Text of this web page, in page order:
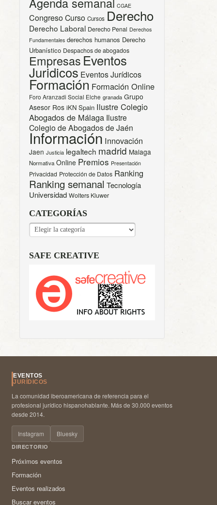
CGAE
CongresoCurso Cursos Derecho
Derecho Laboral Derecho Penal Derechos
Fundamentales derechos humanos Derecho
Urbanístico Despachos de abogados
Empresas Eventos
Juridicos Eventos Jurídicos
Formación Formación Online
Foro Aranzadi Social Elche granada Grupo
Asesor Ros iKN Spain Ilustre Colegio
Abogados de Málaga Ilustre
Colegio de Abogados de Jaén
Información Innovación
Jaen Justicia legaltech madrid Malaga
Normativa Online Premios Presentación
Privacidad Protección de Datos Ranking
Ranking semanal Tecnología
Universidad Wolters Kluwer
CATEGORÍAS
CATEGORÍAS
SAFE CREATIVE
EVENTOS
JURÍDICOS
La comunidad iberoamericana de referencia para el
profesional jurídico hispanohablante. Más de 30.000 eventos
desde 2014.
Instagram Bluesky
DIRECTORIO
Próximos eventos
Formación
Eventos realizados
Buscar eventos